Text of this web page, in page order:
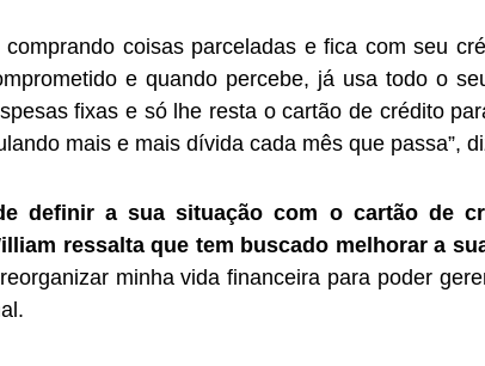
comprando coisas parceladas e fica com seu
e quando percebe, já usa todo o
fixas e só lhe resta o cartão de crédito
mais e mais dívida cada mês que passa”,
definir a sua situação com o cartão de
ressalta que tem buscado melhorar a
minha vida financeira para poder